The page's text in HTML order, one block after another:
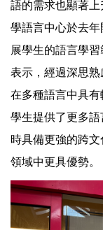
語的需求也顯著
學語言中心於去
展學生的語言學
表示，經過深思
在多種語言中具
學生提供了更多
時具備更強的跨
領域中更具優勢。